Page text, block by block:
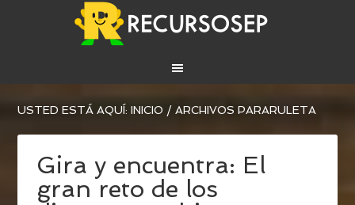
USTED ESTÁ AQUÍ:INICIO / ARCHIVOS PARARULETA
Gira y encuentra: El
gran reto de los